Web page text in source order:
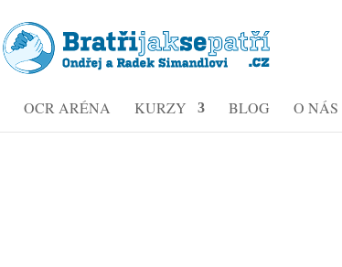
OCR ARÉNA KURZY BLOG O NÁS